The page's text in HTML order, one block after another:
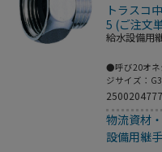
トラスコ
5 (ご注文
給水設備用
●呼び20オネ
ジサイズ：
き。
物流資材
設備用継手